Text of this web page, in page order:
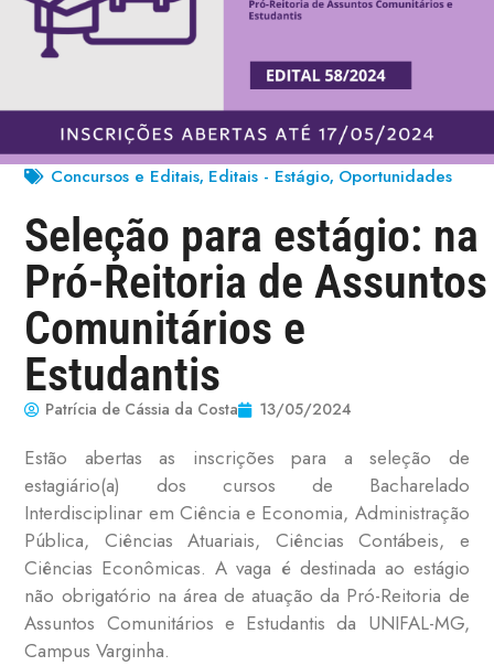
Concursos e Editais, Editais - Estágio, Oportunidades
Seleção para estágio: na
Pró-Reitoria de Assuntos
Comunitários e
Estudantis
Patrícia de Cássia da Costa 13/05/2024
Estão abertas as inscrições para a seleção de
estagiário(a) dos cursos de Bacharelado
Interdisciplinar em Ciência e Economia, Administração
Pública, Ciências Atuariais, Ciências Contábeis, e
Ciências Econômicas. A vaga é destinada ao estágio
não obrigatório na área de atuação da Pró-Reitoria de
Assuntos Comunitários e Estudantis da UNIFAL-MG,
Campus Varginha.